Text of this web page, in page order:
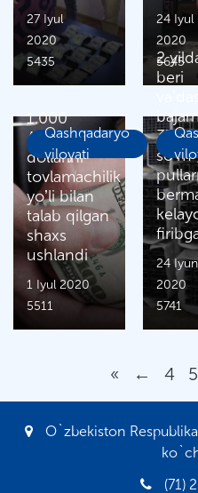
27 Iyul
2020
5435
24 Iyul
2020
5645
Qashqadaryo
viloyati
1.000
АQSh
dollarini
tovlamachilik
yoʼli bilan
talab qilgan
shaxs
ushlandi
1 Iyul 2020
5511
2
beri
373
soʼm
24 Iyun
2020
5741
« ← 4 5
O`zbekiston
(71)